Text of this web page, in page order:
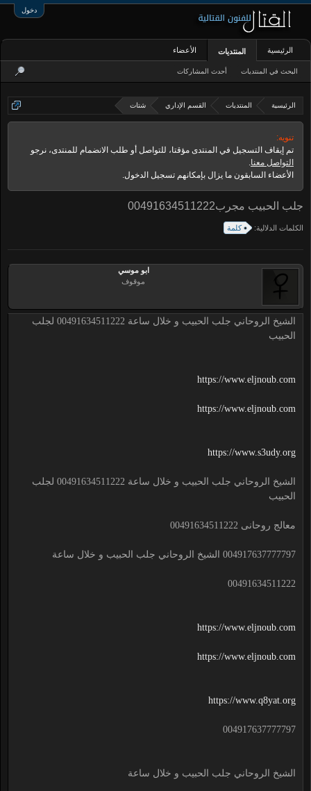
دخول
الرئيسية المنتديات القسم الإداري شتات
تنويه:
تم إيقاف التسجيل في المنتدى مؤقتا، للتواصل أو طلب الانضمام للمنتدى، نرجو
التواصل معنا.
الأعضاء السابقون ما يزال بإمكانهم تسجيل الدخول.
جلب الحبيب مجرب00491634511222
الكلمات الدلالية: كلمة
ابو موسي
موقوف
الشيخ الروحاني جلب الحبيب و خلال ساعة 00491634511222 لجلب
الحبيب
https://www.eljnoub.com
https://www.eljnoub.com
https://www.s3udy.org
الشيخ الروحاني جلب الحبيب و خلال ساعة 00491634511222 لجلب
الحبيب
معالج روحانى 00491634511222
004917637777797 الشيخ الروحاني جلب الحبيب و خلال ساعة
00491634511222
https://www.eljnoub.com
https://www.eljnoub.com
https://www.q8yat.org
004917637777797
الشيخ الروحاني جلب الحبيب و خلال ساعة
الرئيسية المنتديات
البحث في المنتديات أحدث المشاركات
الأعضاء